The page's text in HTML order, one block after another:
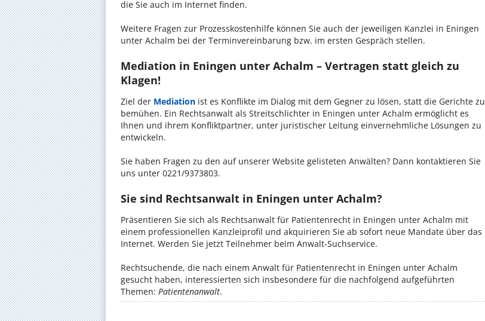
die Sie auch im Internet finden.
Weitere Fragen zur Prozesskostenhilfe können Sie auch der jeweiligen Kanzlei in Eningen
unter Achalm bei der Terminvereinbarung bzw. im ersten Gespräch stellen.
Mediation in Eningen unter Achalm – Vertragen statt gleich zu
Klagen!
Ziel der Mediation ist es Konflikte im Dialog mit dem Gegner zu lösen, statt die Gerichte zu
bemühen. Ein Rechtsanwalt als Streitschlichter in Eningen unter Achalm ermöglicht es
Ihnen und ihrem Konfliktpartner, unter juristischer Leitung einvernehmliche Lösungen zu
entwickeln.
Sie haben Fragen zu den auf unserer Website gelisteten Anwälten? Dann kontaktieren Sie
uns unter 0221/9373803.
Sie sind Rechtsanwalt in Eningen unter Achalm?
Präsentieren Sie sich als Rechtsanwalt für Patientenrecht in Eningen unter Achalm mit
einem professionellen Kanzleiprofil und akquirieren Sie ab sofort neue Mandate über das
Internet. Werden Sie jetzt Teilnehmer beim Anwalt-Suchservice.
Rechtsuchende, die nach einem Anwalt für Patientenrecht in Eningen unter Achalm
gesucht haben, interessierten sich insbesondere für die nachfolgend aufgeführten
Themen: Patientenanwalt.